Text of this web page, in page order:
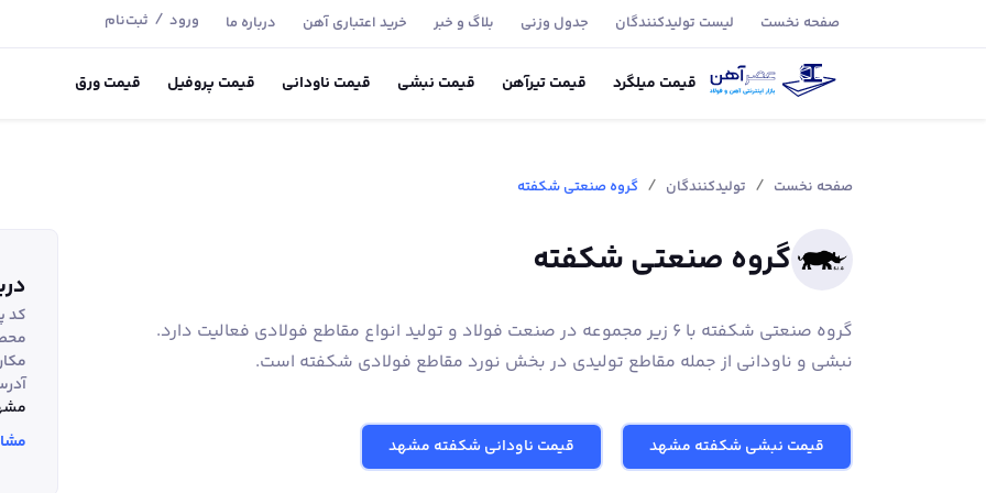
صفحه نخست لیست تولید‌کنندگان جدول وزنی بلاگ و خبر خرید اعتباری آهن درباره ما ورود / ثبت‌نام
قیمت میلگرد قیمتتیر‌آهن قیمت نبشی قیمت ناودانی قیمت پروفیل قیمتورق
صفحه نخست / تولیدکنندگان / گروه صنعتی شکفته
گروه صنعتی شکفته
گروه صنعتی شکفته با 6 زیر مجموعه در صنعت فولاد و تولید انواع مقاطع فولادی فعالیت دارد.
نبشی و ناودانی از جمله مقاطع تولیدی در بخش نورد مقاطع فولادی شکفته است.
قیمت نبشی شکفته مشهد قیمت ناودانی شکفته مشهد
کد